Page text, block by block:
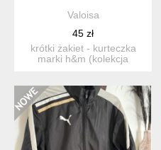
Valoisa
45 zł
krótki żakiet - kurteczka
marki h&m (kolekcja